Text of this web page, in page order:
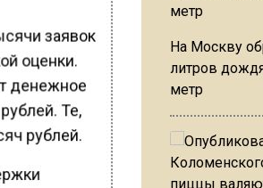
заявок
оценки.
денежное
Те,
рублей.
На Москву
литров
метр